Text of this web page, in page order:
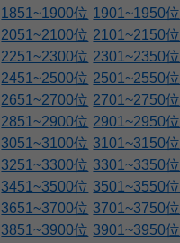
1851~1900位 1901~1950位
2051~2100位 2101~2150位
2251~2300位 2301~2350位
2451~2500位 2501~2550位
2651~2700位 2701~2750位
2851~2900位 2901~2950位
3051~3100位 3101~3150位
3251~3300位 3301~3350位
3451~3500位 3501~3550位
3651~3700位 3701~3750位
3851~3900位 3901~3950位